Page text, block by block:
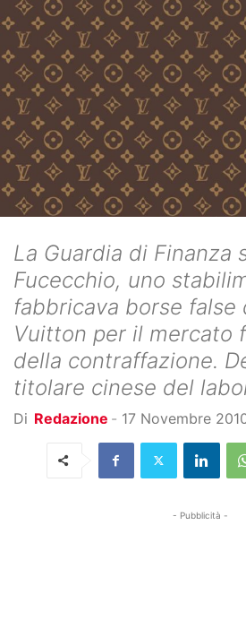
La Guardia di Finanza
Fucecchio, uno
fabbricava borse false
Vuitton per il mercato
della contraffazione.
titolare cinese del
Di Redazione - 17 Novembre
- Pubblicità -